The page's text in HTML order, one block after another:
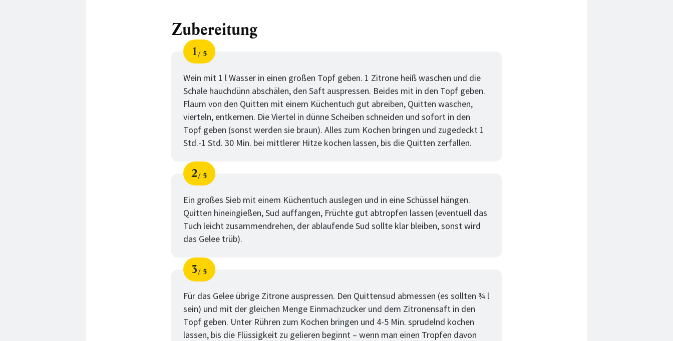
Zubereitung
Schritt
1
von
5
Wein mit 1 l Wasser in einen großen Topf geben. 1 Zitrone heiß waschen und die
Schale hauchdünn abschälen, den Saft auspressen. Beides mit in den Topf geben.
Flaum von den Quitten mit einem Küchentuch gut abreiben, Quitten waschen,
vierteln, entkernen. Die Viertel in dünne Scheiben schneiden und sofort in den
Topf geben (sonst werden sie braun). Alles zum Kochen bringen und zugedeckt 1
Std.-1 Std. 30 Min. bei mittlerer Hitze kochen lassen, bis die Quitten zerfallen.
Schritt
2
von
5
Ein großes Sieb mit einem Küchentuch auslegen und in eine Schüssel hängen.
Quitten hineingießen, Sud auffangen, Früchte gut abtropfen lassen (eventuell das
Tuch leicht zusammendrehen, der ablaufende Sud sollte klar bleiben, sonst wird
das Gelee trüb).
Schritt
3
von
5
Für das Gelee übrige Zitrone auspressen. Den Quittensud abmessen (es sollten ¾ l
sein) und mit der gleichen Menge Einmachzucker und dem Zitronensaft in den
Topf geben. Unter Rühren zum Kochen bringen und 4-5 Min. sprudelnd kochen
lassen, bis die Flüssigkeit zu gelieren beginnt – wenn man einen Tropfen davon